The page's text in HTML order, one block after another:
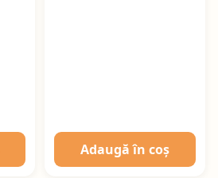
Adaugă în coș